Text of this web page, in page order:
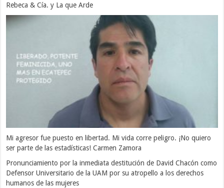
Rebeca & Cía. y La que Arde
Mi agresor fue puesto en libertad. Mi vida corre peligro. ¡No quiero
ser parte de las estadísticas! Carmen Zamora
Pronunciamiento por la inmediata destitución de David Chacón como
Defensor Universitario de la UAM por su atropello a los derechos
humanos de las mujeres